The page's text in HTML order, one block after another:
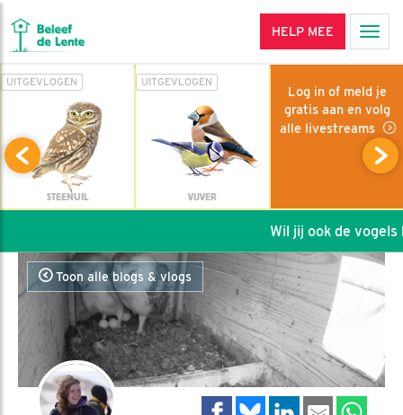
HELP MEE
UITGEVLOGEN
STEENUIL
UITGEVLOGEN
VIJVER
Log in of meld je
gratis aan en volg
alle livestreams
Wil jij ook de vogels
Toon alle blogs & vlogs